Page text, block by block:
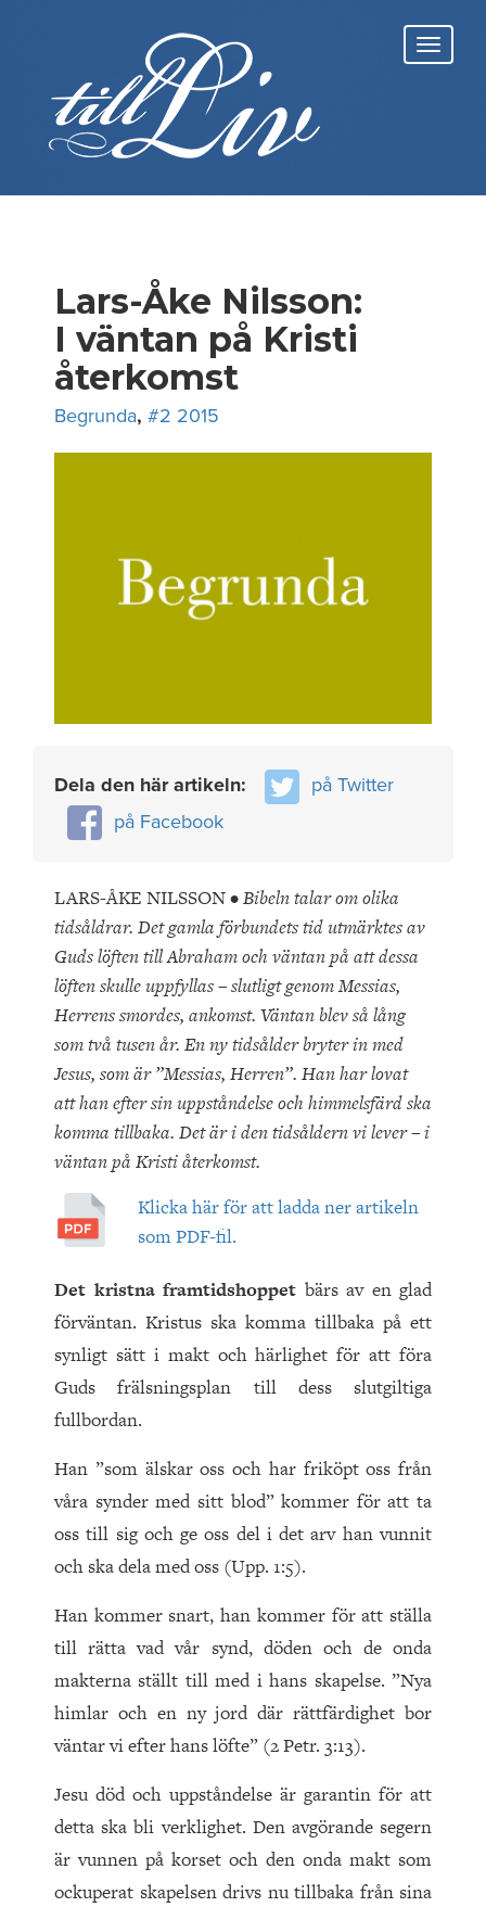
Lars-Åke Nilsson:
I väntan på Kristi
återkomst
Begrunda, #2 2015
Dela den här artikeln:
på Twitter
på Facebook
LARS-ÅKE NILSSON •Bibeln talar om olika
tidsåldrar. Det gamla förbundets tid utmärktes av
Guds löften till Abraham och väntan på att dessa
löften skulle uppfyllas – slutligt genom Messias,
Herrens smordes, ankomst. Väntan blev så lång
som två tusen år. En ny tidsålder bryter in med
Jesus, som är ”Messias, Herren”. Han har lovat
att han efter sin uppståndelse och himmelsfärd ska
komma tillbaka. Det är i den tidsåldern vi lever – i
väntan på Kristi återkomst.
Klicka här för att ladda ner artikeln
som PDF-fil.
Det kristna framtidshoppet bärs av en glad
förväntan. Kristus ska komma tillbaka på ett
synligt sätt i makt och härlighet för att föra
Guds frälsningsplan till dess slutgiltiga
fullbordan.
Han ”som älskar oss och har friköpt oss från
våra synder med sitt blod” kommer för att ta
oss till sig och ge oss del i det arv han vunnit
och ska dela med oss (Upp. 1:5).
Han kommer snart, han kommer för att ställa
till rätta vad vår synd, döden och de onda
makterna ställt till med i hans skapelse. ”Nya
himlar och en ny jord där rättfärdighet bor
väntar vi efter hans löfte” (2 Petr. 3:13).
Jesu död och uppståndelse är garantin för att
detta ska bli verklighet. Den avgörande segern
är vunnen på korset och den onda makt som
ockuperat skapelsen drivs nu tillbaka från sina